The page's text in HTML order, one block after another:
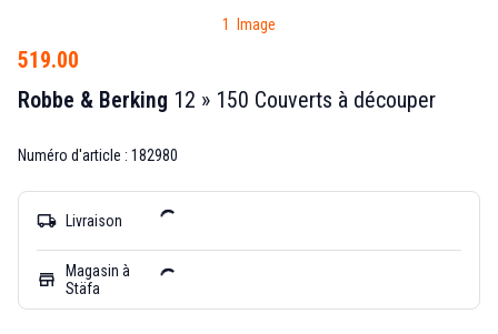
1 Image
519.00
Robbe & Berking 12 » 150 Couverts à découper
Numéro d'article : 182980
local_shipping Livraison
store
Magasin à
Stäfa